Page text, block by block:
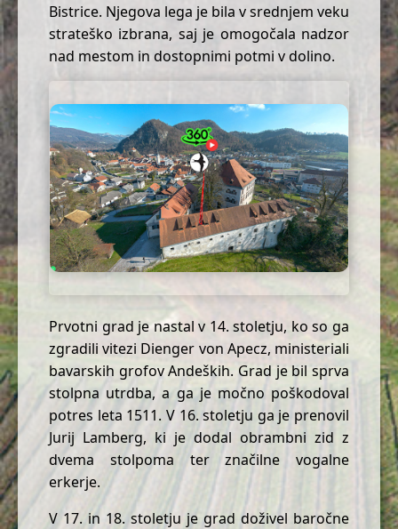
Bistrice. Njegova lega je bila v srednjem veku
strateško izbrana, saj je omogočala nadzor
nad mestom in dostopnimi potmi v dolino.
Prvotni grad je nastal v 14. stoletju, ko so ga
zgradili vitezi Dienger von Apecz, ministeriali
bavarskih grofov Andeških. Grad je bil sprva
stolpna utrdba, a ga je močno poškodoval
potres leta 1511. V 16. stoletju ga je prenovil
Jurij Lamberg, ki je dodal obrambni zid z
dvema stolpoma ter značilne vogalne
erkerje.
V 17. in 18. stoletju je grad doživel baročne